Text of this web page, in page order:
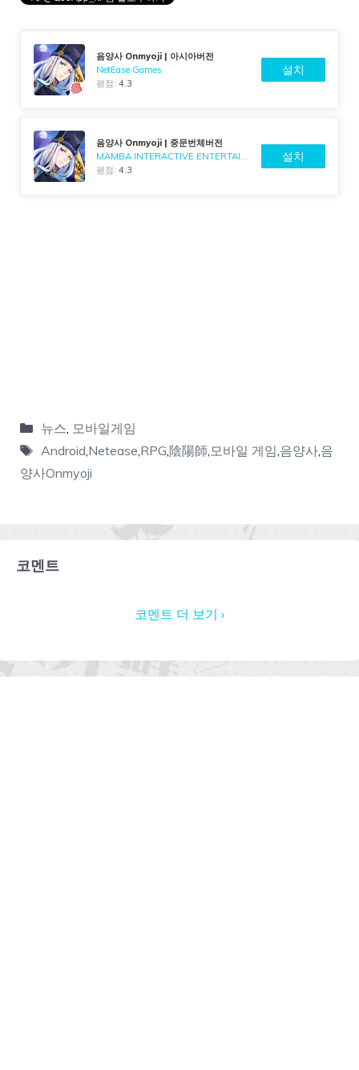
음양사 Onmyoji | 아시아버전
NetEase Games
평점:4.3
설치
음양사 Onmyoji | 중문번체버전
MAMBA INTERACTIVE ENTERTAINMENT LIMITED
평점:4.3
설치
뉴스, 모바일게임
Android,Netease,RPG,陰陽師,모바일 게임,음양사,음
양사Onmyoji
코멘트
코멘트 더 보기 ›